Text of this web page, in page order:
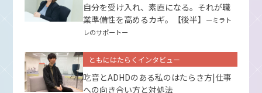
自分を受け入れ、素直になる。それが職
業準備性を高めるカギ。【後半】
ーミラト
レのサポートー
ともにはたらくインタビュー
吃音とADHDのある私のはたらき方|仕事
への向き合い方と対処法